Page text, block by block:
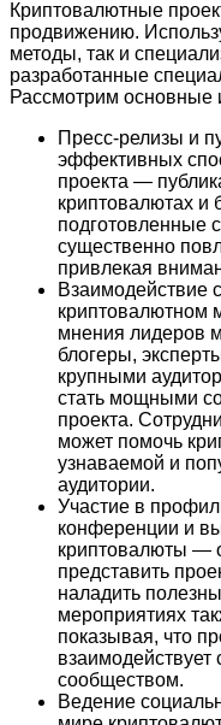
Криптовалютные
продвижению.
методы, так и
разработанные
Рассмотрим основные
Пресс-релизы и
эффективных
проекта —
криптовалютах и
подготовленные
существенно
привлекая
Взаимодействие
криптовалютном
мнения лидеров
блогеры,
крупными
стать мощными
проекта.
может помочь
узнаваемой и
аудитории.
Участие в
конференции и
криптовалюты —
представить
наладить
мероприятиях
показывая, что
сообществом.
Ведение